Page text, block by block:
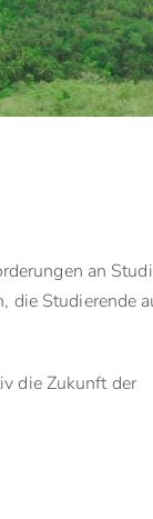
an
die Studierende
die Zukunft der